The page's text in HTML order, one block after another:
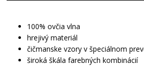
100% ovčia vlna
hrejivý materiál
čičmanske vzory v špeciálnom
široká škála farebných kombinácií